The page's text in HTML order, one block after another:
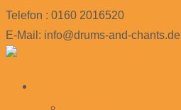
Telefon : 0160 2016520
E-Mail: info@drums-and-chants.de
Skip